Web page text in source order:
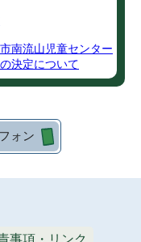
南流山児童センター
決定について
ォン